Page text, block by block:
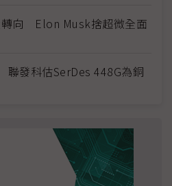
轉向 Elon Musk捨超微全面
發科估SerDes 448G為銅